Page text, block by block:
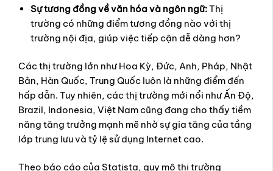
Sự tương đồng về văn hóa và ngôn ngữ:Thị
trường có những điểm tương đồng nào với thị
trường nội địa, giúp việc tiếp cận dễ dàng hơn?
Các thị trường lớn như Hoa Kỳ, Đức, Anh, Pháp, Nhật
Bản, Hàn Quốc, Trung Quốc luôn là những điểm đến
hấp dẫn. Tuy nhiên, các thị trường mới nổi như Ấn Độ,
Brazil, Indonesia, Việt Nam cũng đang cho thấy tiềm
năng tăng trưởng mạnh mẽ nhờ sự gia tăng của tầng
lớp trung lưu và tỷ lệ sử dụng Internet cao.
Theo báo cáo của Statista, quy mô thị trường